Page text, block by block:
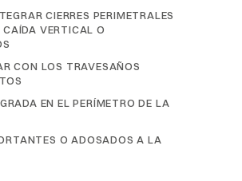
CIERRES PERIMETRALES
VERTICAL O
CON LOS TRAVESAÑOS
EN EL PERÍMETRO DE LA
O ADOSADOS A LA